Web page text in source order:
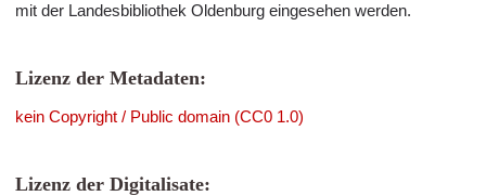
mit der Landesbibliothek Oldenburg eingesehen werden.
Lizenz der Metadaten:
kein Copyright / Public domain (CC0 1.0)
Lizenz der Digitalisate: